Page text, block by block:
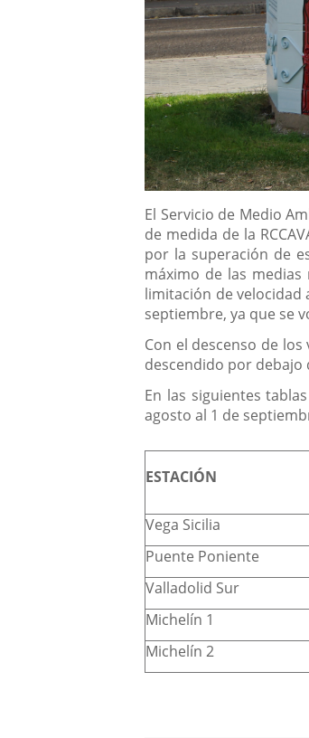
Descripción
El Servicio de Medio
de medida de la
por la superación de
máximo de las
limitación de velocidad
septiembre, ya que se
Con el descenso de
descendido por debajo
En las siguientes
agosto al 1 de
ESTACIÓN
Vega Sicilia
Puente Poniente
Valladolid Sur
Michelín 1
Michelín 2